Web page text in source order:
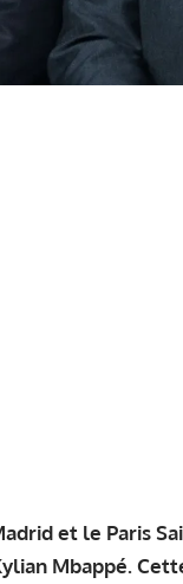
et le Paris
Mbappé.